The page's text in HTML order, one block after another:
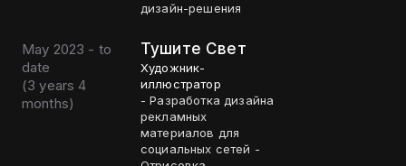
дизайн-решения
May 2023 - to
date
(3 years 4
months)
Тушите Свет
Художник-
иллюстратор
- Разработка дизайна
рекламных
материалов для
социальных сетей -